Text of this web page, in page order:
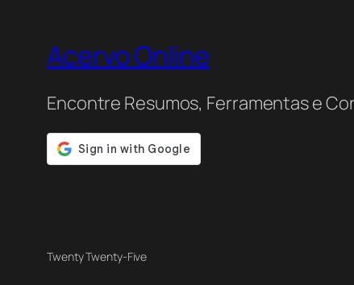
Acervo Online
Encontre Resumos, Ferramentas e
Twenty Twenty-Five